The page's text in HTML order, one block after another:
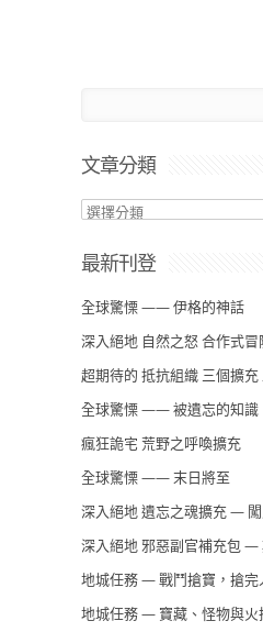
文章分類
最新刊登
全球驚慄 —— 伊格的神話
深入絕地 自然之怒 合作式
超期待的 抵抗組織 三個擴充
全球驚慄 —— 被遺忘的知識
瘋狂詭宅 荒野之呼喚擴充
全球驚慄 —— 末日將至
深入絕地 遺忘之魂擴充 —
深入絕地 邪惡副官補充包 —
地城任務 — 戰鬥搶寶，搶完
地城任務 — 寶藏、怪物與火